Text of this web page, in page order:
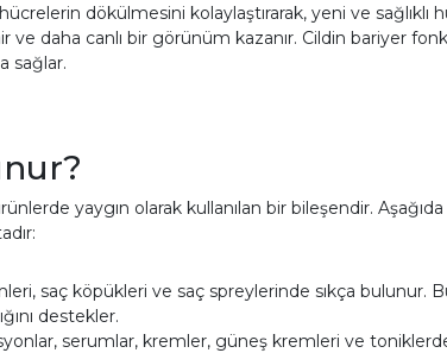
dökülmesini kolaylaştırarak, yeni ve sağlıklı
ve daha canlı bir görünüm kazanır. Cildin bariyer
sağlar.
yaygın olarak kullanılan bir bileşendir.
saç köpükleri ve saç spreylerinde sıkça bulunur.
destekler.
serumlar, kremler, güneş kremleri ve